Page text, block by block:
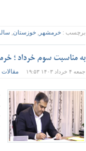
برچسب : خرمشهر , خوزستان,
به مناسبت سوم خرداد ؛
جمعه ۴ خرداد ۱۴۰۳ ۱۹:۵۳ مقالات